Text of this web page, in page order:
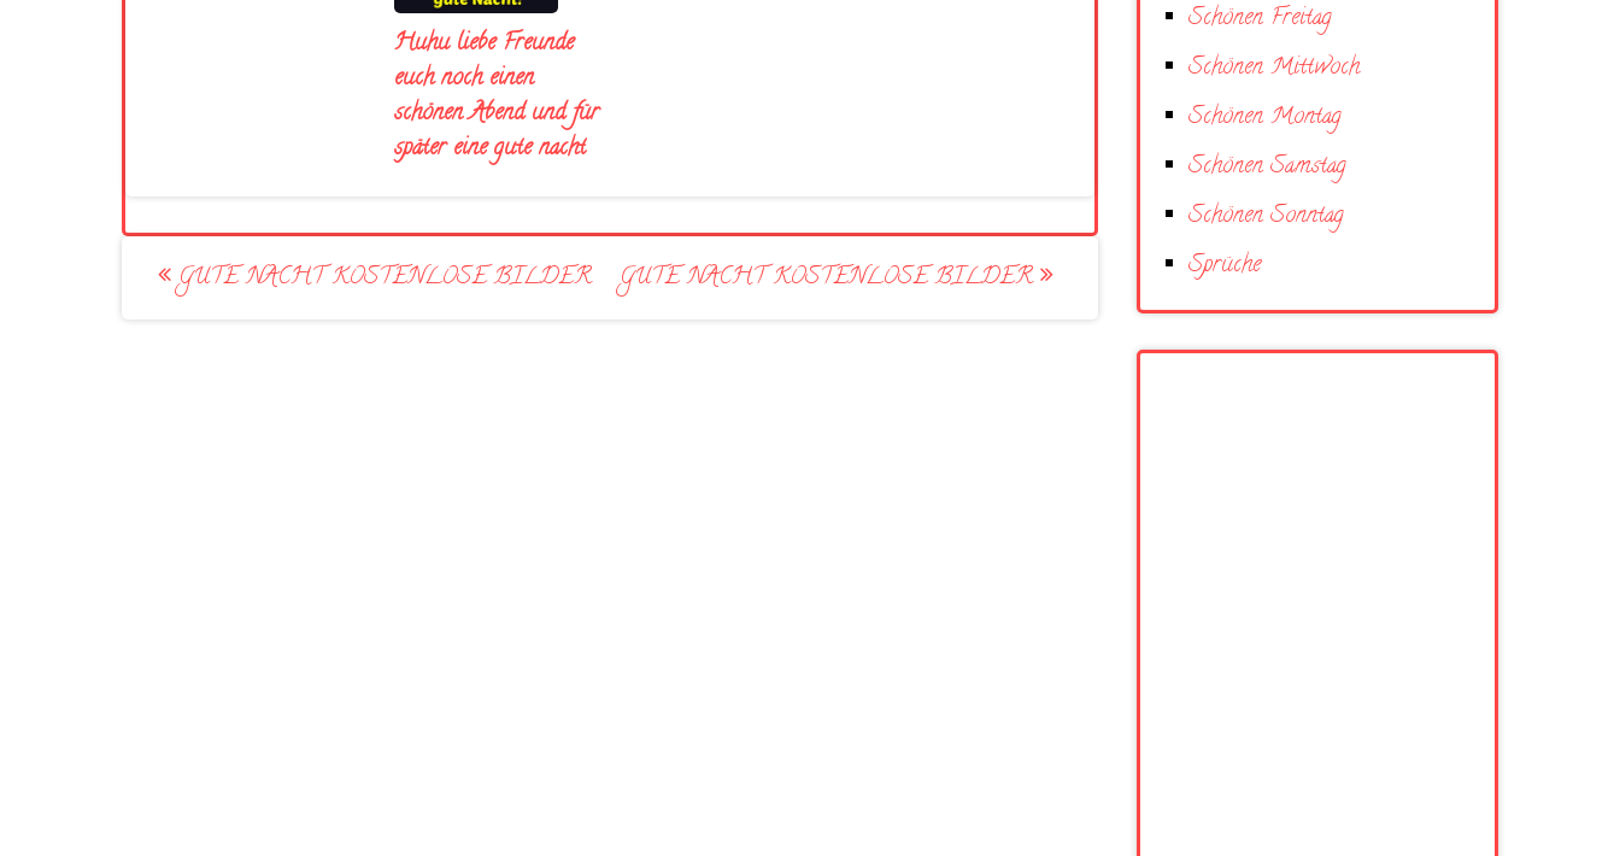
Huhu liebe Freunde
euch noch einen
schönen Abend und für
später eine gute nacht
Post
navigation
GUTE NACHT KOSTENLOSE BILDER GUTE NACHT KOSTENLOSE BILDER
Schönen Freitag
Schönen Mittwoch
Schönen Montag
Schönen Samstag
Schönen Sonntag
Sprüche